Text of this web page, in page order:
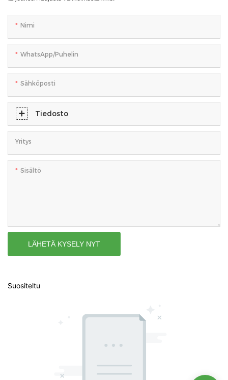
Nimi
WhatsApp/puhelin
Sähköposti
Tiedosto
Yritys
Sisältö
LÄHETÄ KYSELY NYT
Suositeltu